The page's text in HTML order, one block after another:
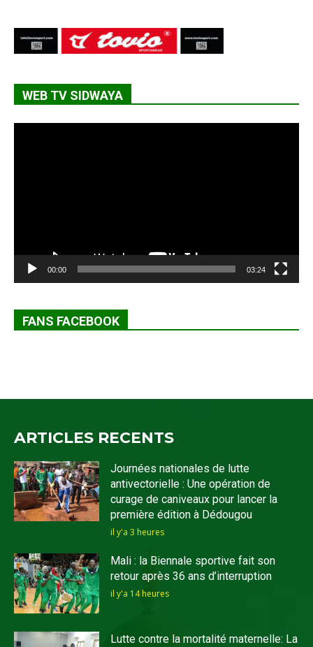
WEB TV SIDWAYA
00:00 03:24
FANS FACEBOOK
ARTICLES RECENTS
Journées nationales de lutte
antivectorielle : Une opération de
curage de caniveaux pour lancer la
première édition à Dédougou
il y'a 3 heures
Mali : la Biennale sportive fait son
retour après 36 ans d’interruption
il y'a 14 heures
Lutte contre la mortalité maternelle: La